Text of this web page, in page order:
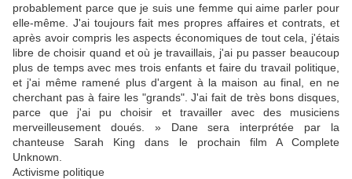
probablement parce que je suis une femme qui aime parler pour
elle-même. J'ai toujours fait mes propres affaires et contrats, et
après avoir compris les aspects économiques de tout cela, j'étais
libre de choisir quand et où je travaillais, j'ai pu passer beaucoup
plus de temps avec mes trois enfants et faire du travail politique,
et j'ai même ramené plus d'argent à la maison au final, en ne
cherchant pas à faire les "grands". J'ai fait de très bons disques,
parce que j'ai pu choisir et travailler avec des musiciens
merveilleusement doués. » Dane sera interprétée par la
chanteuse Sarah King dans le prochain film A Complete
Unknown.
Activisme politique